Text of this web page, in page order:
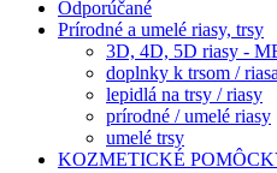
Odporúčané
Prírodné a umelé riasy, trsy
3D, 4D, 5D riasy -
doplnky k trsom /
lepidlá na trsy / riasy
prírodné / umelé riasy
umelé trsy
KOZMETICKÉ